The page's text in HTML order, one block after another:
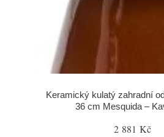
Keramický kulatý zahradní
36 cm Mesquida –
2 881 Kč